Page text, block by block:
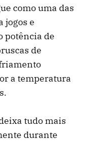
como uma das
jogos e
potência de
de
a temperatura
tudo mais
durante